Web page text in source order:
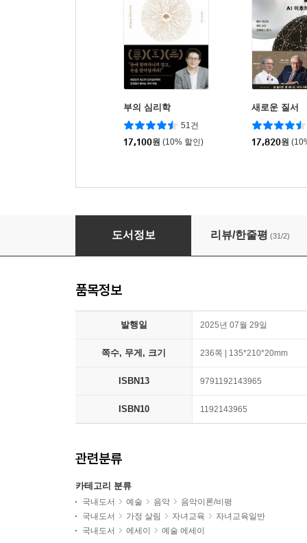
부의 심리학
51건
17,100원 (10% 할인)
새로운 질서
17,820원
기적의 피아니스트 교육법
도서정보 리뷰/한줄평 (31/2)
품목정보
발행일 2025년 07월 29일
쪽수, 무게, 크기 236쪽 | 135*210*20mm
ISBN13 9791192143965
ISBN10 1192143965
관련분류
카테고리 분류
국내도서 예술 음악
음악이론/비평
국내도서
가정 살림 자녀교육
자녀교육일반
국내도서
에세이 예술 에세이